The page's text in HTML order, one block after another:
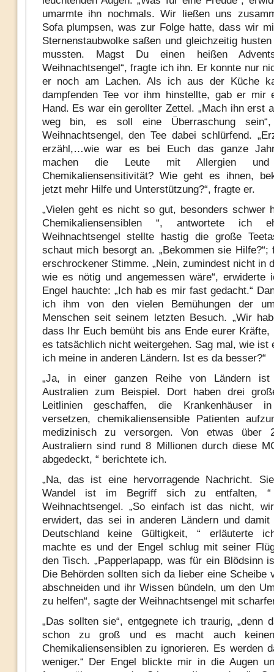
umarmte ihn nochmals. Wir ließen uns
Sofa plumpsen, was zur Folge hatte, dass wir
Sternenstaubwolke saßen und gleichzeitig
mussten. Magst Du einen heißen
Weihnachtsengel“, fragte ich ihn. Er konnte nur
er noch am Lachen. Als ich aus der Küche
dampfenden Tee vor ihm hinstellte, gab er mir
Hand. Es war ein gerollter Zettel. „Mach ihn erst
weg bin, es soll eine Überraschung
Weihnachtsengel, den Tee dabei schlürfend.
erzähl,…wie war es bei Euch das ganze
machen die Leute mit Allergien
Chemikaliensensitivität? Wie geht es ihnen,
jetzt mehr Hilfe und Unterstützung?“, fragte er.
„Vielen geht es nicht so gut, besonders schwer
Chemikaliensensiblen “, antwortete ich
Weihnachtsengel stellte hastig die große
schaut mich besorgt an. „Bekommen sie
erschrockener Stimme. „Nein, zumindest nicht in
wie es nötig und angemessen wäre“, erwiderte
Engel hauchte: „Ich hab es mir fast gedacht.“
ich ihm von den vielen Bemühungen der
Menschen seit seinem letzten Besuch. „Wir
dass Ihr Euch bemüht bis ans Ende eurer Kräfte,
es tatsächlich nicht weitergehen. Sag mal, wie ist
ich meine in anderen Ländern. Ist es da besser?“
„Ja, in einer ganzen Reihe von Ländern
Australien zum Beispiel. Dort haben drei
Leitlinien geschaffen, die Krankenhäuser
versetzen, chemikaliensensible Patienten
medizinisch zu versorgen. Von etwas über
Australiern sind rund 8 Millionen durch diese
abgedeckt, “ berichtete ich.
„Na, das ist eine hervorragende Nachricht.
Wandel ist im Begriff sich zu entfalten,
Weihnachtsengel. „So einfach ist das nicht,
erwidert, das sei in anderen Ländern und
Deutschland keine Gültigkeit, “ erläuterte
machte es und der Engel schlug mit seiner
den Tisch. „Papperlapapp, was für ein Blödsinn
Die Behörden sollten sich da lieber eine Scheibe
abschneiden und ihr Wissen bündeln, um den
zu helfen“, sagte der Weihnachtsengel mit
„Das sollten sie“, entgegnete ich traurig, „denn
schon zu groß und es macht auch
Chemikaliensensiblen zu ignorieren. Es werden
weniger.“ Der Engel blickte mir in die Augen